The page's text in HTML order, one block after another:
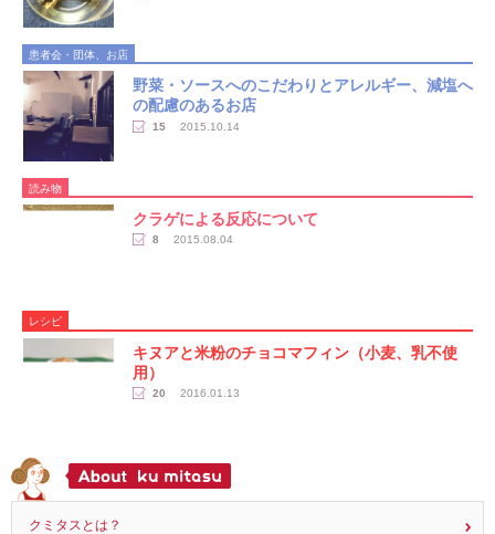
患者会・団体、お店
野菜・ソースへのこだわりとアレルギー、減塩へ
の配慮のあるお店
15 2015.10.14
読み物
クラゲによる反応について
8 2015.08.04
レシピ
キヌアと米粉のチョコマフィン（小麦、乳不使
用）
20 2016.01.13
クミタスとは？